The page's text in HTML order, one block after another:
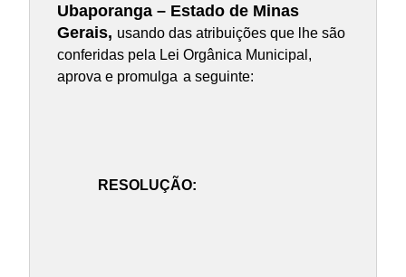
Ubaporanga – Estado de Minas
Gerais, usando das atribuições que lhe são
conferidas pela Lei Orgânica Municipal,
aprova e promulga a seguinte:
RESOLUÇÃO: